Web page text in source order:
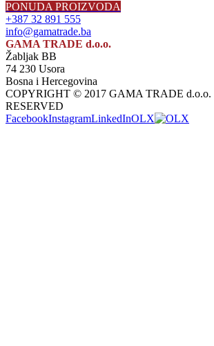
PONUDA PROIZVODA
+387 32 891 555
info@gamatrade.ba
GAMA TRADE d.o.o.
Žabljak BB
74 230 Usora
Bosna i Hercegovina
COPYRIGHT © 2017 GAMA TRADE
RESERVED
FacebookInstagramLinkedInOLX